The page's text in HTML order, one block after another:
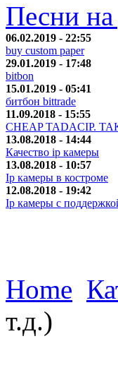
Песни на
06.02.2019 - 22:55
buy custom paper
29.01.2019 - 17:48
bitbon
15.01.2019 - 05:41
битбон bittrade
11.09.2018 - 15:55
CHEAP TADACIP.
13.08.2018 - 14:44
Качество ip камеры
13.08.2018 - 10:57
Ip камеры в костроме
12.08.2018 - 19:42
Ip камеры с
Home
т.д.)